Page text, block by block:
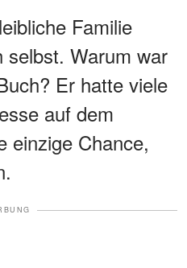
Familie
selbst. Warum war
Er hatte viele
auf dem
einzige Chance,